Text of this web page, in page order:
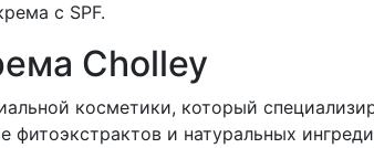
с SPF.
Cholley
косметики, который
фитоэкстрактов и натуральных